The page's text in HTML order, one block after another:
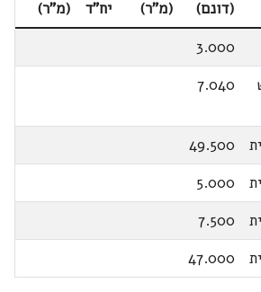
(דונם)
(מ"ר)
יח"ד
(מ"ר)
3.000
7.040
49.500
5.000
7.500
47.000